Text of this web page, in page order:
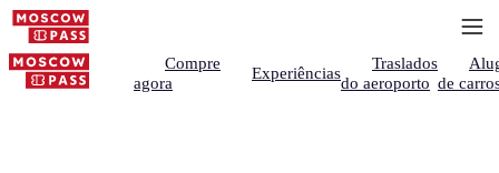
Compre
agora
Experiências
Traslados
do aeroporto de